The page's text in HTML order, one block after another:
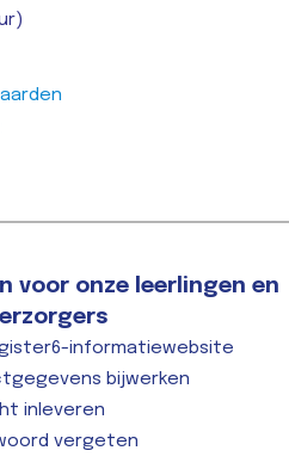
voor onze leerlingen en
informatiewebsite
bijwerken
inleveren
vergeten